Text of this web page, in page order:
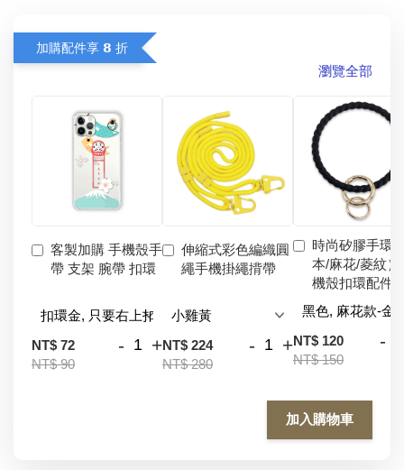
加購配件享 𝟴 折
瀏覽全部
客製加購 手機殼手
帶 支架 腕帶 扣環
NT$ 72
NT$ 90
- +
伸縮式彩色編織圓
繩手機掛繩揹帶
NT$ 224
NT$ 280
- +
時尚矽膠手環
本/麻花/菱紋）
機殼扣環配件
NT$ 120
NT$ 150
-
加入購物車